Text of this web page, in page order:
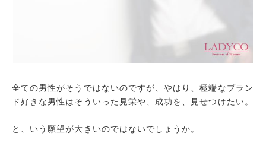
全ての男性がそうではないのですが、やはり、極端なブラン
ド好きな男性はそういった見栄や、成功を、見せつけたい。
と、いう願望が大きいのではないでしょうか。